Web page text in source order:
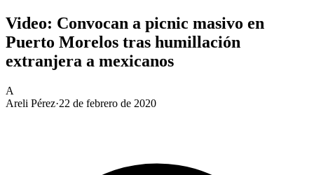
Video: Convocan a picnic masivo en
Puerto Morelos tras humillación
extranjera a mexicanos
A
Areli Pérez·22 de febrero de 2020